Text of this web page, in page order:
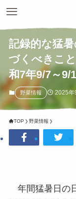
記録的な
づくべきこ
和7年9/7～9/
野菜情報 2025年
TOP 野菜情報
年間猛暑日の